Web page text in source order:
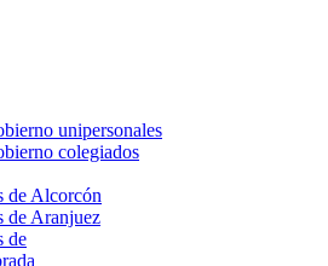
unipersonales
colegiados
de Alcorcón
de Aranjuez
de